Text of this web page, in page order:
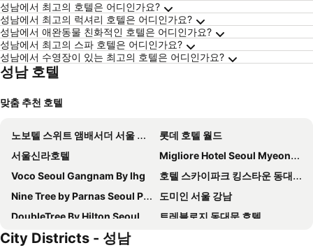
성남에서 최고의 호텔은 어디인가요?
성남에서 최고의 럭셔리 호텔은 어디인가요?
성남에서 애완동물 친화적인 호텔은 어디인가요?
성남에서 최고의 스파 호텔은 어디인가요?
성남에서 수영장이 있는 최고의 호텔은 어디인가요?
성남 호텔
맞춤 추천 호텔
노보텔 스위트 앰배서더 서울 용산 - 서울드래곤시티
롯데 호텔 월드
서울신라호텔
Migliore Hotel Seoul Myeongdong
Voco Seoul Gangnam By Ihg
호텔 스카이파크 킹스타운 동대문점
Nine Tree by Parnas Seoul Pangyo
도미인 서울 강남
DoubleTree By Hilton Seoul Pangyo
트레블로지 동대문 호텔
토요코 인 서울 강남
City Districts - 성남